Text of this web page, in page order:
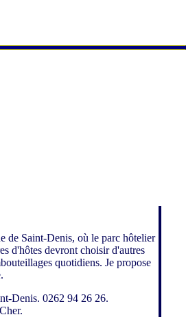
de Saint-Denis, où le parc hôtelier
d'hôtes devront choisir d'autres
quotidiens. Je propose
Denis. 0262 94 26 26.